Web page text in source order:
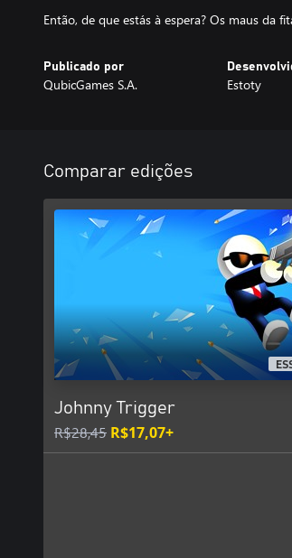
Então, de que estás à espera? Os maus da
Publicado por
QubicGames S.A. Estoty
Comparar edições
Johnny Trigger
R$28,45 R$17,07+